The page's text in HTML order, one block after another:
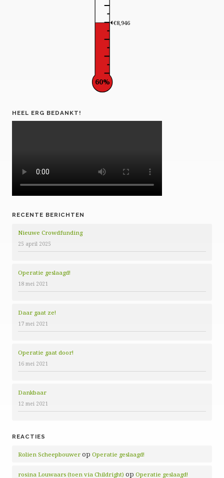
€8,946
60%
HEEL ERG BEDANKT!
RECENTE BERICHTEN
Nieuwe Crowdfunding
25 april 2025
Operatie geslaagd!
18 mei 2021
Daar gaat ze!
17 mei 2021
Operatie gaat door!
16 mei 2021
Dankbaar
12 mei 2021
REACTIES
Rolien Scheepbouwer op Operatie geslaagd!
rosina Louwaars (toen via Childright) op Operatie geslaagd!